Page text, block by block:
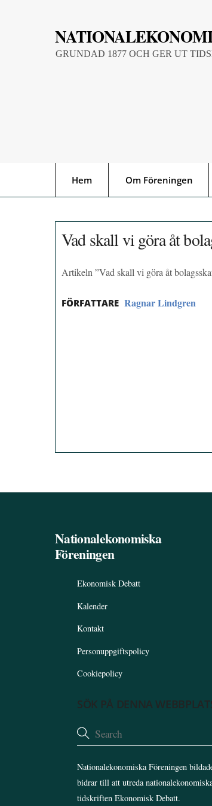
GRUNDAD 1877 OCH GER UT
Hem Om Föreningen
Vad skall vi göra åt
Artikeln ”Vad skall vi göra åt
FÖRFATTARE Ragnar Lindgren
Nationalekonomiska
Föreningen
Ekonomisk Debatt
Kalender
Kontakt
Personuppgiftspolicy
Cookiepolicy
SÖK PÅ DENNA
Nationalekonomiska Föreningen
bidrar till att utreda
tidskriften Ekonomisk Debatt.